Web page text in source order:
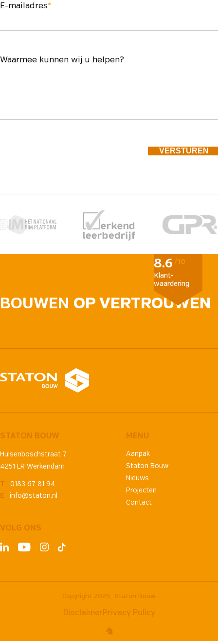
E-mailadres*
Waarmee kunnen wij u helpen?
VERSTUREN
BOUWEN OP VERTROUWEN
8.6 /10
Klant­
waardering
STATON BOUW
Hulsenboschstraat 7
4251 LR Werkendam
0183 67 81 94
E
info@staton.nl
MENU
Aanpak
Staton Bouw
Nieuws
Projecten
Contact
VOLG ONS
Copyright 2025 Staton Bouw
Disclaimer Privacy Policy